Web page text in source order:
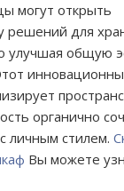
могут открыть
решений для
улучшая общую
органично
личным стилем.
Вы можете